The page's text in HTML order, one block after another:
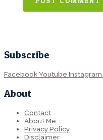
Subscribe
FacebookYoutube Instagram
About
Contact
About Me
Privacy Policy
Disclaimer